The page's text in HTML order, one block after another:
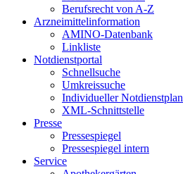
Berufsrecht von A-Z
Arzneimittelinformation
AMINO-Datenbank
Linkliste
Notdienstportal
Schnellsuche
Umkreissuche
Individueller Notdienstplan
XML-Schnittstelle
Presse
Pressespiegel
Pressespiegel intern
Service